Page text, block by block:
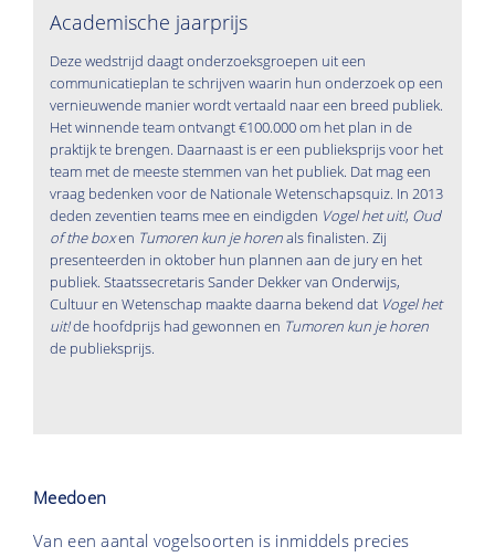
Academische jaarprijs
Deze wedstrijd daagt onderzoeksgroepen uit een
communicatieplan te schrijven waarin hun onderzoek op een
vernieuwende manier wordt vertaald naar een breed publiek.
Het winnende team ontvangt €100.000 om het plan in de
praktijk te brengen. Daarnaast is er een publieksprijs voor het
team met de meeste stemmen van het publiek. Dat mag een
vraag bedenken voor de Nationale Wetenschapsquiz. In 2013
deden zeventien teams mee en eindigden Vogel het uit!, Oud
of the boxen Tumoren kun je horenals finalisten. Zij
presenteerden in oktober hun plannen aan de jury en het
publiek. Staatssecretaris Sander Dekker van Onderwijs,
Cultuur en Wetenschap maakte daarna bekend dat Vogel het
uit!de hoofdprijs had gewonnen en Tumoren kun je horen
de publieksprijs.
Meedoen
Van een aantal vogelsoorten is inmiddels precies